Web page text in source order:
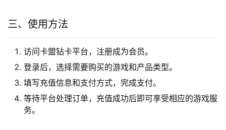
三、使用方法
访问卡盟钻卡平台，注册成为会员。
登录后，选择需要购买的游戏和产品类型。
填写充值信息和支付方式，完成支付。
等待平台处理订单，充值成功后即可享受相应的游戏服
务。